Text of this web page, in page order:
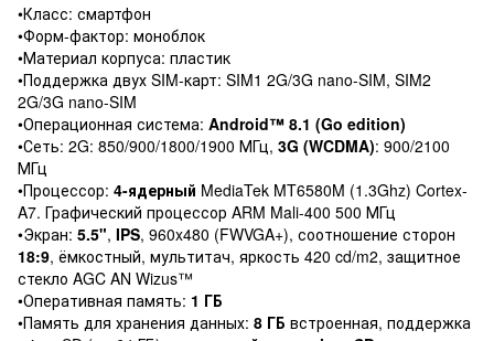
•Класс: смартфон
•Форм-фактор: моноблок
•Материал корпуса: пластик
•Поддержка двух SIM-карт: SIM1 2G/3G nano-SIM, SIM2
2G/3G nano-SIM
•Операционная система: Android™ 8.1 (Go edition)
•Сеть: 2G: 850/900/1800/1900 МГц, 3G (WCDMA): 900/2100
МГц
•Процессор: 4-ядерный MediaTek MT6580M (1.3Ghz) Cortex-
A7. Графический процессор ARM Mali-400 500 МГц
•Экран: 5.5", IPS, 960x480 (FWVGA+), соотношение сторон
18:9, ёмкостный, мультитач, яркость 420 cd/m2, защитное
стекло AGC AN Wizus™
•Оперативная память: 1 ГБ
•Память для хранения данных: 8 ГБ встроенная, поддержка